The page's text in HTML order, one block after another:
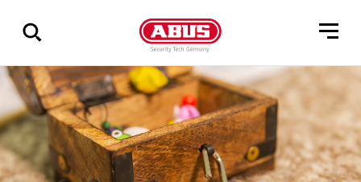
Via
alle
resultater